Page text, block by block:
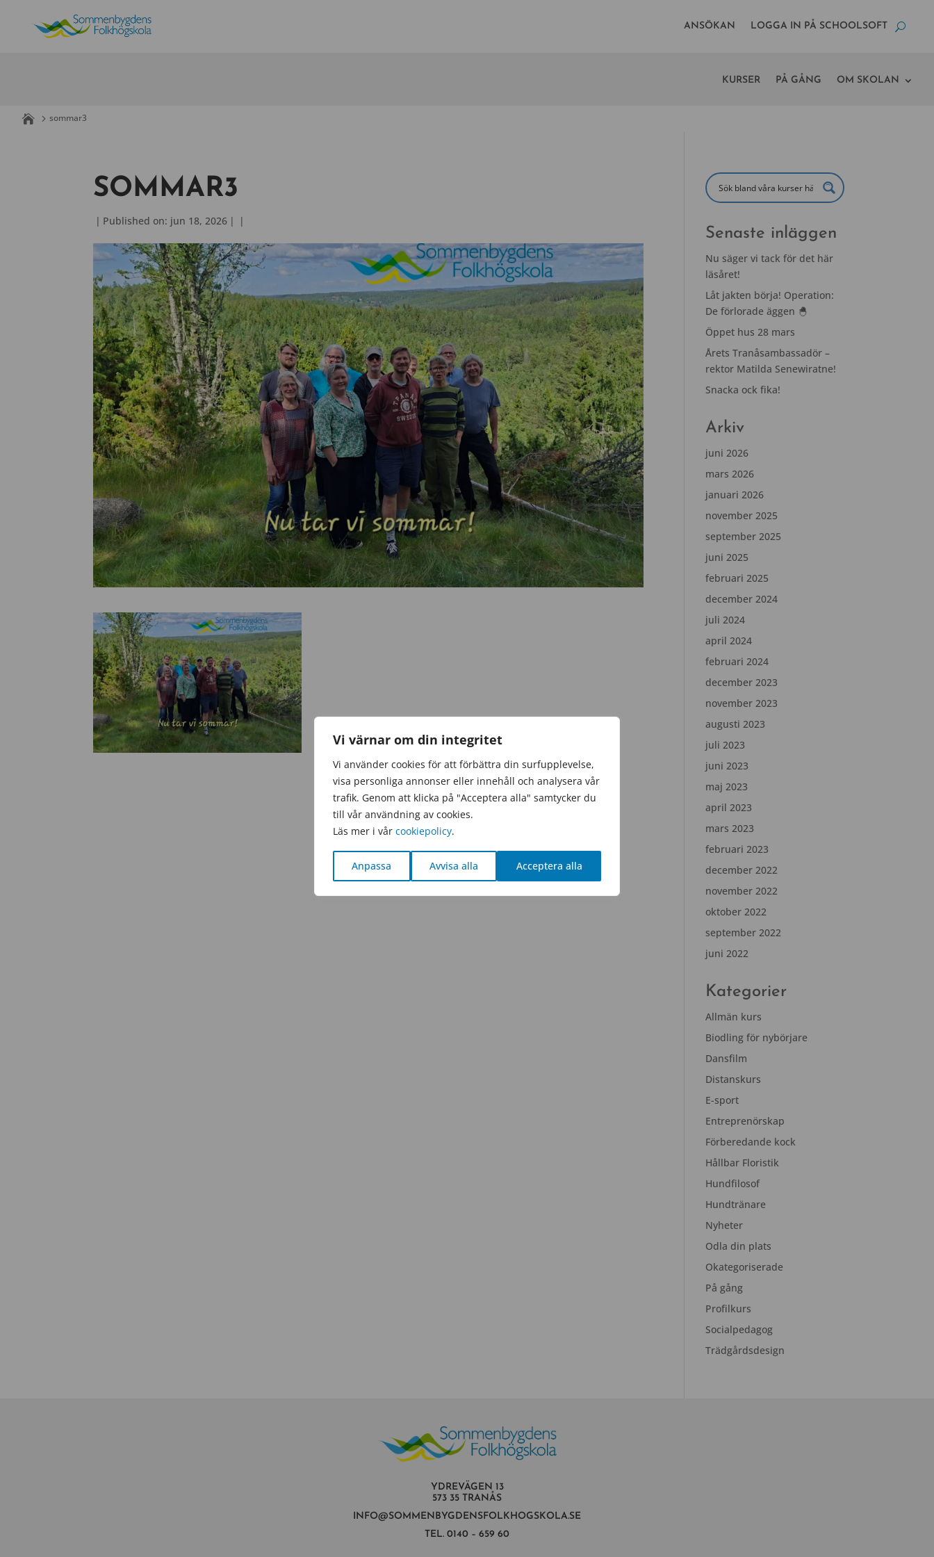
content
Vi värnar om din integritet
Vi använder cookies för att förbättra din surfupplevelse,
visa personliga annonser eller innehåll och analysera vår
trafik. Genom att klicka på "Acceptera alla" samtycker du
till vår användning av cookies.
Läs mer i vår cookiepolicy.
Anpassa Avvisa alla Acceptera alla
ANSÖKAN LOGGA IN PÅ SCHOOLSOFT
KURSER PÅ GÅNG OM SKOLAN
sommar3
SOMMAR3
| Published on: jun 18, 2026 | |
Senaste inläggen
Nu säger vi tack för det här
läsåret!
Låt jakten börja! Operation:
De förlorade äggen 🐣
Öppet hus 28 mars
Årets Tranåsambassadör –
rektor Matilda Senewiratne!
Snacka ock fika!
Arkiv
juni 2026
mars 2026
januari 2026
november 2025
september 2025
juni 2025
februari 2025
december 2024
juli 2024
april 2024
februari 2024
december 2023
november 2023
augusti 2023
juli 2023
juni 2023
maj 2023
april 2023
mars 2023
februari 2023
december 2022
november 2022
oktober 2022
september 2022
juni 2022
Kategorier
Allmän kurs
Biodling för nybörjare
Dansfilm
Distanskurs
E-sport
Entreprenörskap
Förberedande kock
Hållbar Floristik
Hundfilosof
Hundtränare
Nyheter
Odla din plats
Okategoriserade
På gång
Profilkurs
Socialpedagog
Trädgårdsdesign
YDREVÄGEN 13
573 35 TRANÅS
INFO@SOMMENBYGDENSFOLKHOGSKOLA.SE
TEL. 0140 – 659 60